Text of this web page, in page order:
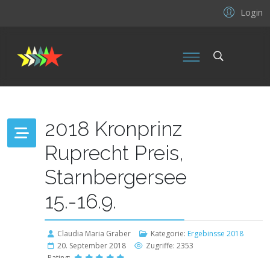
Login
2018 Kronprinz
Ruprecht Preis,
Starnbergersee
15.-16.9.
Claudia Maria Graber Kategorie: Ergebinsse 2018
20. September 2018
Zugriffe: 2353